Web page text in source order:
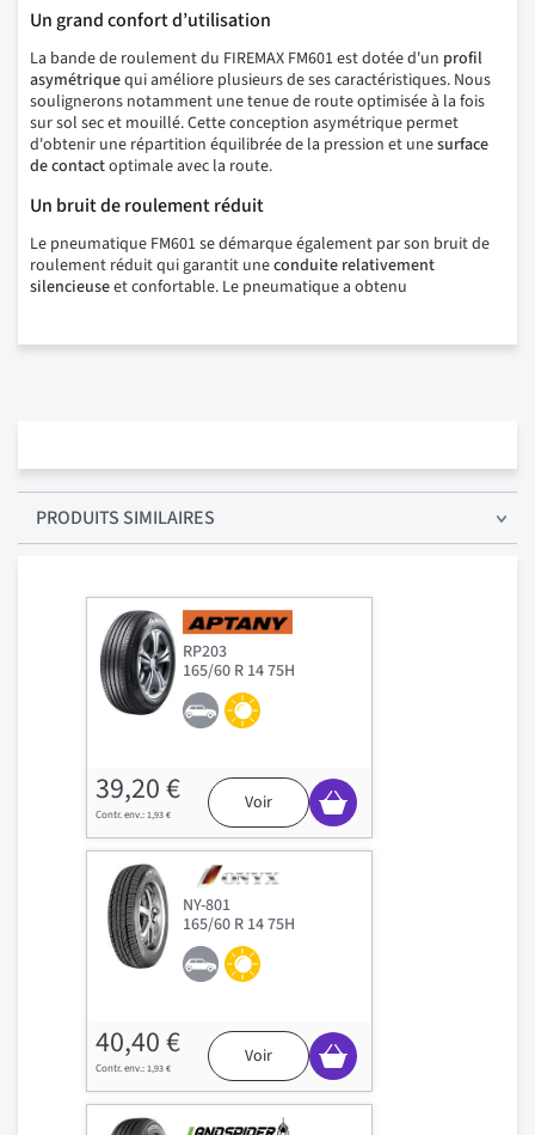
Un grand confort d’utilisation
La bande de roulement du FIREMAX FM601 est dotée d'un profil
asymétriquequi améliore plusieurs de ses caractéristiques. Nous
soulignerons notamment une tenue de route optimisée à la fois
sur sol sec et mouillé. Cette conception asymétrique permet
d'obtenir une répartition équilibrée de la pression et unesurface
de contactoptimale avec la route.
Un bruit de roulement réduit
Le pneumatique FM601 se démarque également par son bruit de
roulement réduit qui garantit uneconduite relativement
silencieuseet confortable. Le pneumatique a obtenu
PRODUITS SIMILAIRES
RP203
165/60 R 14 75H
39,20 €
1,93 €
Voir
NY-801
165/60 R 14 75H
40,40 €
1,93 €
Voir